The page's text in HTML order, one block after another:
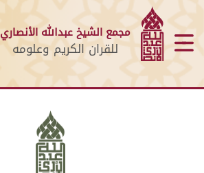
مجمع الشيخ عبدالله الأنصاري
للقران الكريم وعلومه